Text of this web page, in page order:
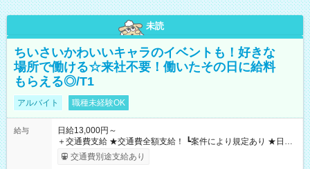
未読
ちいさいかわいいキャラのイベントも！好きな
場所で働ける☆来社不要！働いたその日に給料
もらえる◎/T1
アルバイト 職種未経験OK
給与
日給13,000円～
＋交通費支給 ★交通費全額支給！ ┗案件により規定あり ★日払
いOK！（規定あり） ┗働いたその日に現金GET♪ お仕事後はコ
ンビニATMから 日払い分を引き落とせます！ 【試用期間】試
交通費別途支給あり